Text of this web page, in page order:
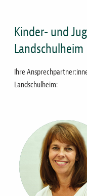
Kinder- und
Landschulheim
Ihre
Landschulheim: